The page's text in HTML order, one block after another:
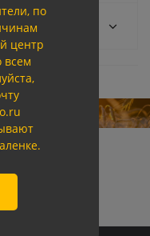
по
центр
всем